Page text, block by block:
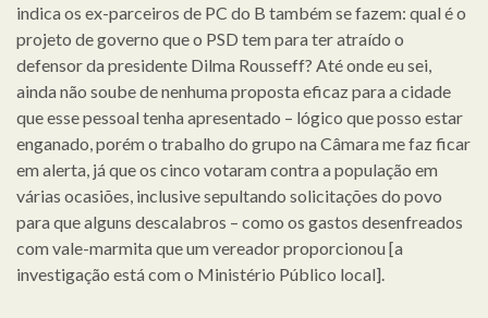
indica os ex-parceiros de PC do B também se fazem: qual é o
projeto de governo que o PSD tem para ter atraído o
defensor da presidente Dilma Rousseff? Até onde eu sei,
ainda não soube de nenhuma proposta eficaz para a cidade
que esse pessoal tenha apresentado – lógico que posso estar
enganado, porém o trabalho do grupo na Câmara me faz ficar
em alerta, já que os cinco votaram contra a população em
várias ocasiões, inclusive sepultando solicitações do povo
para que alguns descalabros – como os gastos desenfreados
com vale-marmita que um vereador proporcionou [a
investigação está com o Ministério Público local].